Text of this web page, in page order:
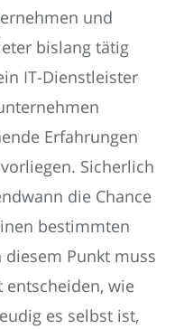
und
bislang tätig
IT-Dienstleister
Erfahrungen
Sicherlich
die Chance
bestimmten
Punkt muss
wie
es selbst ist,